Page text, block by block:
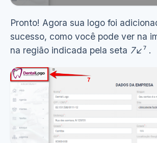
Pronto! Agora sua logo foi
sucesso, como você pode ver na
na região indicada pela seta 7↙⁷ .